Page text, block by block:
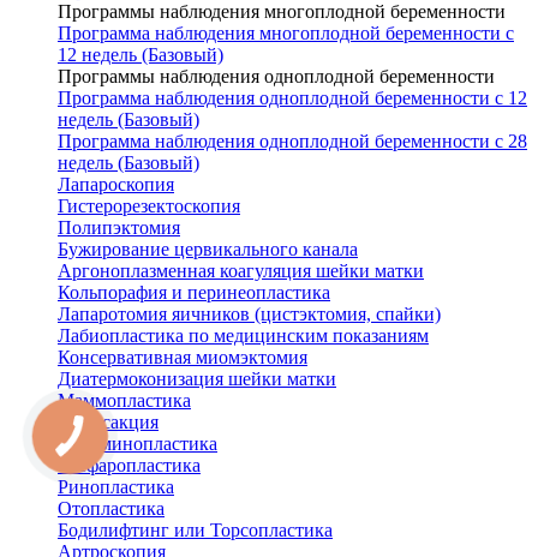
Программы наблюдения многоплодной беременности
Программа наблюдения многоплодной беременности с
12 недель (Базовый)
Программы наблюдения одноплодной беременности
Программа наблюдения одноплодной беременности с 12
недель (Базовый)
Программа наблюдения одноплодной беременности с 28
недель (Базовый)
Лапароскопия
Гистерорезектоскопия
Полипэктомия
Бужирование цервикального канала
Аргоноплазменная коагуляция шейки матки
Кольпорафия и перинеопластика
Лапаротомия яичников (цистэктомия, спайки)
Лабиопластика по медицинским показаниям
Консервативная миомэктомия
Диатермоконизация шейки матки
Маммопластика
Липосакция
Абдоминопластика
Блефаропластика
Ринопластика
Отопластика
Бодилифтинг или Торсопластика
Артроскопия